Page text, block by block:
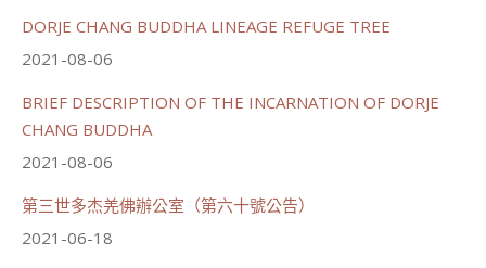
載入更多
DORJE CHANG BUDDHA LINEAGE REFUGE TREE
2021-08-06
BRIEF DESCRIPTION OF THE INCARNATION OF DORJE
CHANG BUDDHA
2021-08-06
第三世多杰羌佛辦公室（第六十號公告）
2021-06-18